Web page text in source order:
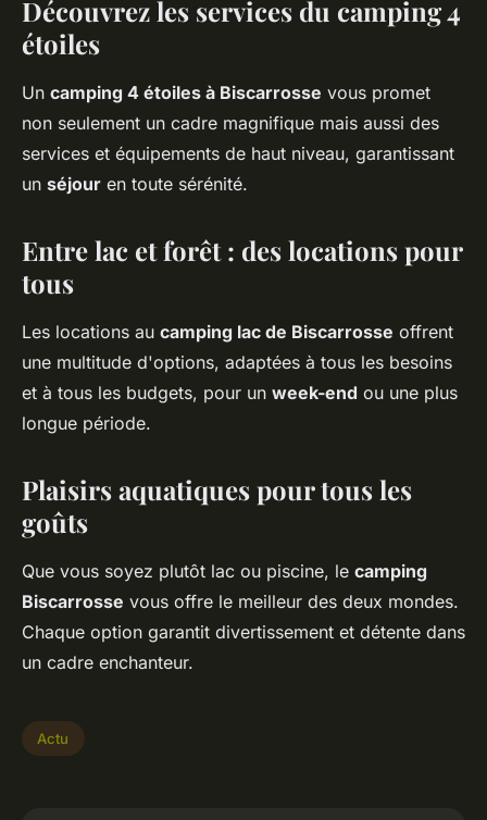
Découvrez les services du camping 4
étoiles
Un camping 4 étoiles à Biscarrosse vous promet
non seulement un cadre magnifique mais aussi des
services et équipements de haut niveau, garantissant
un séjour en toute sérénité.
Entre lac et forêt : des locations pour
tous
Les locations au camping lac de Biscarrosse offrent
une multitude d'options, adaptées à tous les besoins
et à tous les budgets, pour un week-end ou une plus
longue période.
Plaisirs aquatiques pour tous les
goûts
Que vous soyez plutôt lac ou piscine, le camping
Biscarrosse vous offre le meilleur des deux mondes.
Chaque option garantit divertissement et détente dans
un cadre enchanteur.
Actu